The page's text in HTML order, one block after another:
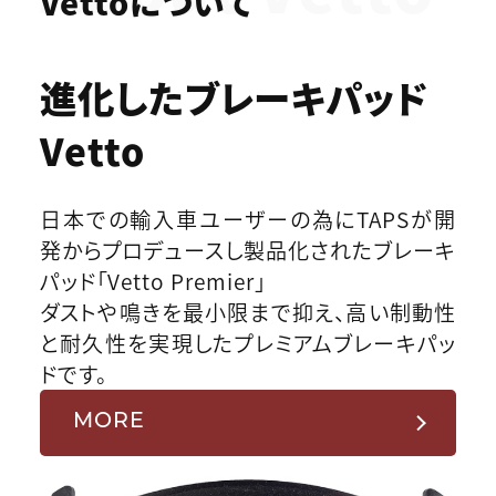
進化したブレーキパッド
Vetto
日本での輸入車ユーザーの為にTAPSが開
発からプロデュースし製品化されたブレーキ
パッド「Vetto Premier」
ダストや鳴きを最小限まで抑え、高い制動性
と耐久性を実現したプレミアムブレーキパッ
ドです。
MORE